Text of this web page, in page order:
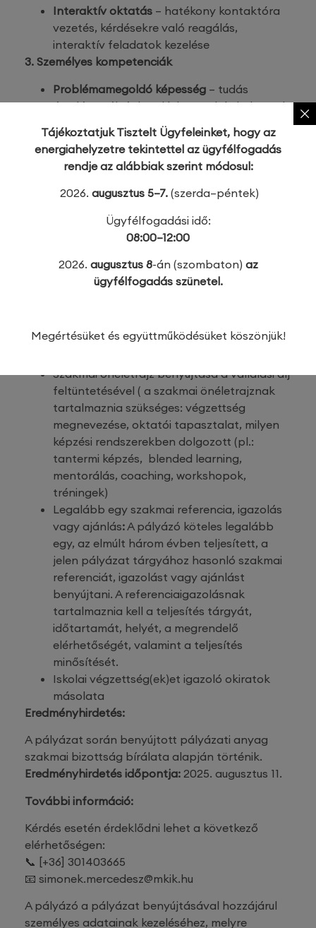
Interaktív oktatás – hatékony kontaktóra
vezetés, kérdésekre való reagálás,
interaktív feladatok kezelése
3. Személyes kompetenciák
Problémamegoldó képesség – tudás
átadása válságkezeléshez, nehéz helyzetek
Empátia és türelem– különböző háttérrel
rendelkező tanulók támogatása
Rugalmasság és alkalmazkodóképesség
blended learning formátum kezelése
Beküldési határidő:2025. augusztus 01. 12:00
mail címen:simonek.mercedesz@mkik.hu
A pályázattal kapcsolatos kérdéseket, legkésőbb
A pályázathoz csatolandó dokumentumok:
Szakmai önéletrajz benyújtása a vállalási díj
feltüntetésével ( a szakmai önéletrajznak
tartalmaznia szükséges: végzettség
megnevezése, oktatói tapasztalat, milyen
képzési rendszerekben dolgozott (pl.:
tantermi képzés, blended learning,
mentorálás, coaching, workshopok,
tréningek)
Legalább egy szakmai referencia, igazolás
vagy ajánlás: A pályázó köteles legalább
egy, az elmúlt három évben teljesített, a
jelen pályázat tárgyához hasonló szakmai
referenciát, igazolást vagy ajánlást
benyújtani. A referenciaigazolásnak
tartalmaznia kell a teljesítés tárgyát,
időtartamát, helyét, a megrendelő
elérhetőségét, valamint a teljesítés
minősítését.
Iskolai végzettség(ek)et igazoló okiratok
másolata
Eredményhirdetés:
A pályázat során benyújtott pályázati anyag
szakmai bizottság bírálata alapján történik.
Eredményhirdetés időpontja: 2025. augusztus 11.
További információ:
Kérdés esetén érdeklődni lehet a következő
elérhetőségen:
📞 [+36] 301403665
📧 simonek.mercedesz@mkik.hu
A pályázó a pályázat benyújtásával hozzájárul
személyes adatainak kezeléséhez, melyre
Tájékoztatjuk Tisztelt Ügyfeleinket, hogy az
energiahelyzetre tekintettel az ügyfélfogadás
rendje az alábbiak szerint módosul:
2026. augusztus 5–7. (szerda–péntek)
Ügyfélfogadási idő:
08:00–12:00
2026. augusztus 8-án (szombaton) az
ügyfélfogadás szünetel.
Megértésüket és együttműködésüket köszönjük!